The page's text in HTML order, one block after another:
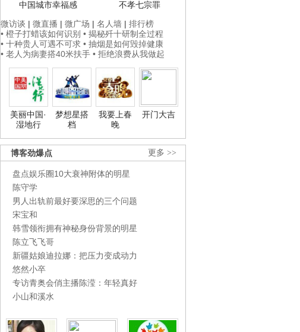
中国城市幸福感
不孝七宗罪
微访谈 | 微直播 | 微广场 | 名人墙 | 排行榜
• 橙子打蜡该如何识别 • 揭秘歼十研制全过程
• 十种贵人可遇不可求 • 抽烟是如何毁掉健康
• 老人为病妻搭40米扶手 • 拒绝浪费从我做起
美丽中国·
湿地行
梦想星搭
档
我要上春
晚
开门大吉
更多 >>
博客劲爆点
盘点娱乐圈10大衰神附体的明星
陈守学
男人出轨前最好要深思的三个问题
宋宝和
韩雪领衔拥有神秘身份背景的明星
陈立飞飞哥
新疆姑娘迪拉娜：把压力变成动力
悠然小卒
专访青奥会俏主播陈滢：年轻真好
小山和溪水